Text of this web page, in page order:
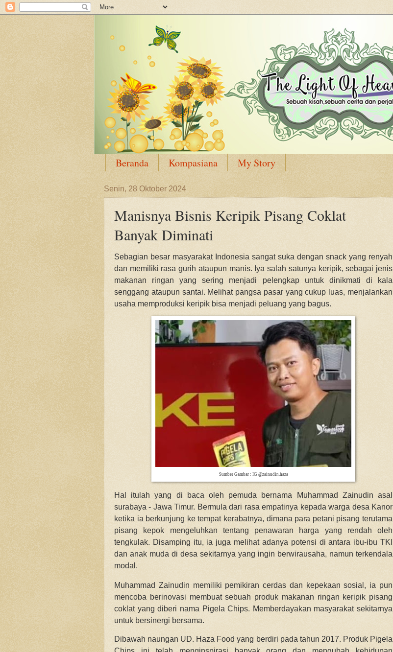
Beranda Kompasiana My Story
Senin, 28 Oktober 2024
Manisnya Bisnis Keripik Pisang Coklat
Banyak Diminati
Sebagian besar masyarakat Indonesia sangat suka dengan snack yang renyah
dan memiliki rasa gurih ataupun manis. Iya salah satunya keripik, sebagai jenis
makanan ringan yang sering menjadi pelengkap untuk dinikmati di kala
senggang ataupun santai. Melihat pangsa pasar yang cukup luas, menjalankan
usaha memproduksi keripik bisa menjadi peluang yang bagus.
Sumber Gambar : IG @zainudin.haza
Hal itulah yang di baca oleh pemuda bernama Muhammad Zainudin asal
surabaya - Jawa Timur. Bermula dari rasa empatinya kepada warga desa Kanor
ketika ia berkunjung ke tempat kerabatnya, dimana para petani pisang terutama
pisang kepok mengeluhkan tentang penawaran harga yang rendah oleh
tengkulak. Disamping itu, ia juga melihat adanya potensi di antara ibu-ibu TKI
dan anak muda di desa sekitarnya yang ingin berwirausaha, namun terkendala
modal.
Muhammad Zainudin memiliki pemikiran cerdas dan kepekaan sosial, ia pun
mencoba berinovasi membuat sebuah produk makanan ringan keripik pisang
coklat yang diberi nama Pigela Chips. Memberdayakan masyarakat sekitarnya
untuk bersinergi bersama.
Dibawah naungan UD. Haza Food yang berdiri pada tahun 2017. Produk Pigela